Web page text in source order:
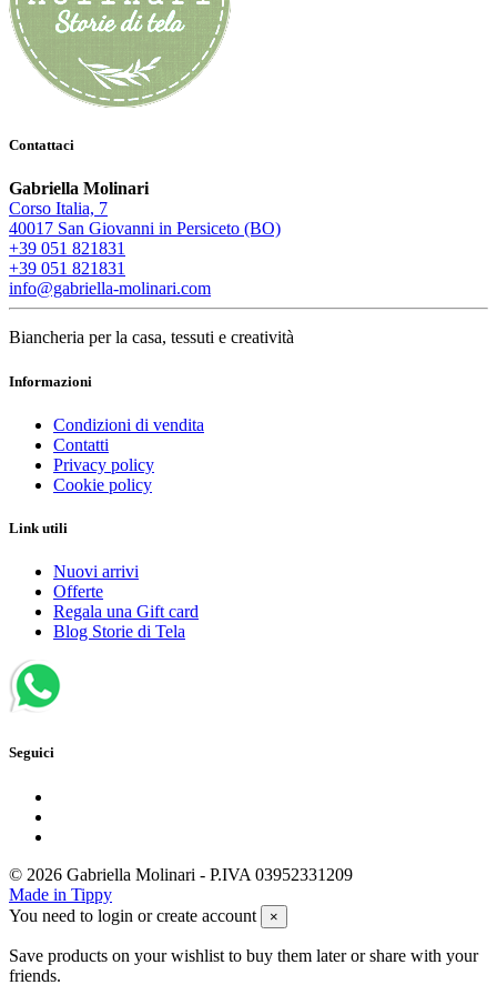
Contattaci
Gabriella Molinari
Corso Italia, 7
40017 San Giovanni in Persiceto (BO)
+39 051 821831
+39 051 821831
info@gabriella-molinari.com
Biancheria per la casa, tessuti e creatività
Informazioni
Condizioni di vendita
Contatti
Privacy policy
Cookie policy
Link utili
Nuovi arrivi
Offerte
Regala una Gift card
Blog Storie di Tela
Seguici
© 2026 Gabriella Molinari - P.IVA 03952331209
Made in Tippy
You need to login or create account
×
Save products on your wishlist to buy them later or share with your
friends.